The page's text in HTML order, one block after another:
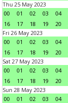
Thu 25 May 2023
00
01 02 03 04
16
17 18 19 20
Fri 26 May 2023
00
01 02 03 04
16
17 18 19 20
Sat 27 May 2023
00
01 02 03 04
16
17 18 19 20
Sun 28 May 2023
00
01 02 03 04